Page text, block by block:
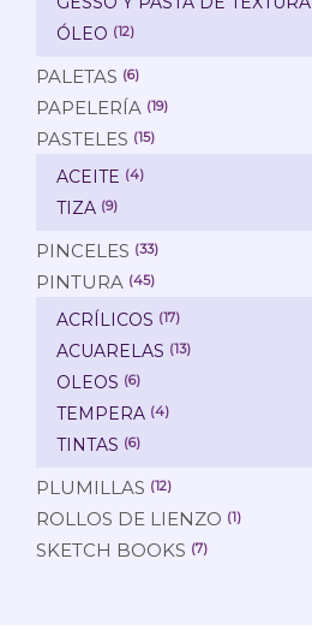
ÓLEO (12)
PALETAS (6)
PAPELERÍA (19)
PASTELES (15)
ACEITE (4)
TIZA (9)
PINCELES (33)
PINTURA (45)
ACRÍLICOS (17)
ACUARELAS (13)
OLEOS (6)
TEMPERA (4)
TINTAS (6)
PLUMILLAS (12)
ROLLOS DE LIENZO (1)
SKETCH BOOKS (7)